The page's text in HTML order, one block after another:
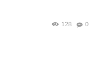
0
128